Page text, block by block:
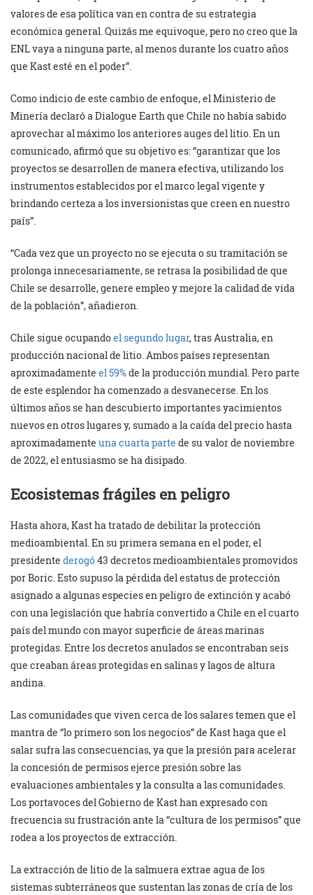
valores de esa política van en contra de su estrategia
económica general. Quizás me equivoque, pero no creo que la
ENL vaya a ninguna parte, al menos durante los cuatro años
que Kast esté en el poder”.
Como indicio de este cambio de enfoque, el Ministerio de
Minería declaró a Dialogue Earth que Chile no había sabido
aprovechar al máximo los anteriores auges del litio. En un
comunicado, afirmó que su objetivo es: “garantizar que los
proyectos se desarrollen de manera efectiva, utilizando los
instrumentos establecidos por el marco legal vigente y
brindando certeza a los inversionistas que creen en nuestro
país”.
“Cada vez que un proyecto no se ejecuta o su tramitación se
prolonga innecesariamente, se retrasa la posibilidad de que
Chile se desarrolle, genere empleo y mejore la calidad de vida
de la población”, añadieron.
Chile sigue ocupandoel segundo lugar, tras Australia, en
producción nacional de litio. Ambos países representan
aproximadamente el 59%de la producción mundial. Pero parte
de este esplendor ha comenzado a desvanecerse. En los
últimos años se han descubierto importantes yacimientos
nuevos en otros lugares y, sumado a la caída del precio hasta
aproximadamente una cuarta parte de su valor de noviembre
de 2022, el entusiasmo se ha disipado.
Ecosistemas frágiles en peligro
Hasta ahora, Kast ha tratado de debilitar la protección
medioambiental. En su primera semana en el poder, el
presidente derogó43 decretos medioambientales promovidos
por Boric. Esto supuso la pérdida del estatus de protección
asignado a algunas especies en peligro de extinción y acabó
con una legislación que habría convertido a Chile en el cuarto
país del mundo con mayor superficie de áreas marinas
protegidas. Entre los decretos anulados se encontraban seis
que creaban áreas protegidas en salinas y lagos de altura
andina.
Las comunidades que viven cerca de los salares temen que el
mantra de “lo primero son los negocios” de Kast haga que el
salar sufra las consecuencias, ya que la presión para acelerar
la concesión de permisos ejerce presión sobre las
evaluaciones ambientales y la consulta a las comunidades.
Los portavoces del Gobierno de Kast han expresado con
frecuencia su frustración ante la “cultura de los permisos” que
rodea a los proyectos de extracción.
La extracción de litio de la salmuera extrae agua de los
sistemas subterráneos que sustentan las zonas de cría de los